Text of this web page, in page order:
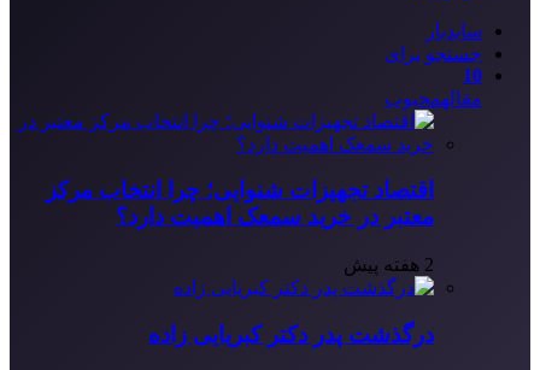
سایدبار
جستجو برای
10
مقالهمحبوب
اقتصاد تجهیزات شنوایی؛ چرا انتخاب مرکز
معتبر در خرید سمعک اهمیت دارد؟
2 هفته پیش
درگذشت پدر دکتر کبریایی زاده